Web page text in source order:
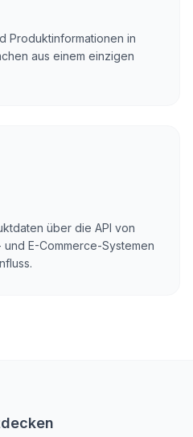
Produktinformationen in
aus einem einzigen
über die API von
und E-Commerce-Systemen